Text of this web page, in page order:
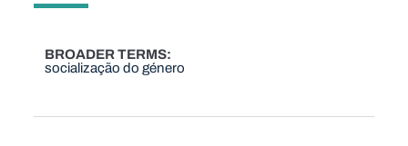
BROADER TERMS
socialização do género